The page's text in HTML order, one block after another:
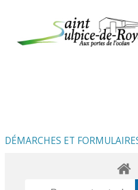
DÉMARCHES ET